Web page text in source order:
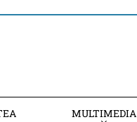
MULTIMEDIA